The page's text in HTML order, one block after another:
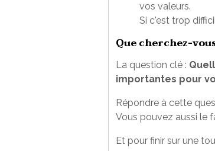
vos valeurs.
Si c'est trop
Que cherchez-
La question clé :
importantes pour
Répondre à cette
Vous pouvez aussi le
Et pour finir sur une